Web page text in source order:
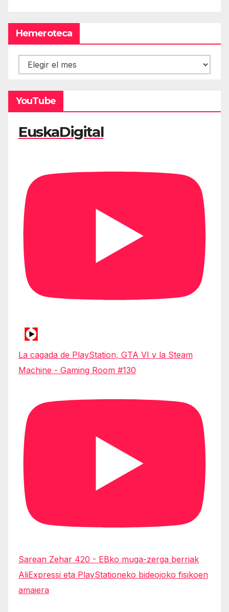
Hemeroteca
Hemeroteca
YouTube
EuskaDigital
La cagada de PlayStation, GTA VI y la Steam
Machine - Gaming Room #130
Sarean Zehar 420 - EBko muga-zerga berriak
AliExpressi eta PlayStationeko bideojoko fisikoen
amaiera